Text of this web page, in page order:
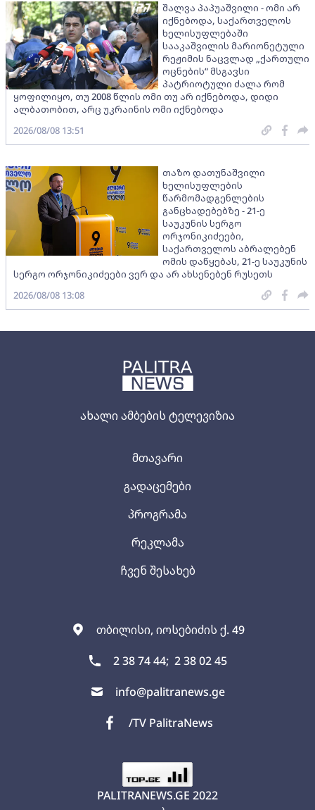
ახალი ამბების ტელევიზია
თბილისი, იოსებიძის ქ. 49
2 38 74 44; 2 38 02 45
info@palitranews.ge
/TV PalitraNews
მთავარი
გადაცემები
პროგრამა
რეკლამა
ჩვენ შესახებ
PALITRANEWS.GE 2022
შალვა პაპუაშვილი - ომი არ
იქნებოდა, საქართველოს
ხელისუფლებაში
სააკაშვილის მარიონეტული
რეჟიმის ნაცვლად „ქართული
ოცნების“ მსგავსი
პატრიოტული ძალა რომ
ყოფილიყო, თუ 2008 წლის ომი თუ არ იქნებოდა, დიდი
ალბათობით, არც უკრაინის ომი იქნებოდა
2026/08/08 13:51
თაზო დათუნაშვილი
ხელისუფლების
წარმომადგენლების
განცხადებებზე - 21-ე
საუკუნის სერგო
ორჯონიკიძეები,
საქართველოს აბრალებენ
ომის დაწყებას, 21-ე საუკუნის
სერგო ორჯონიკიძეები ვერ და არ ახსენებენ რუსეთს
2026/08/08 13:08